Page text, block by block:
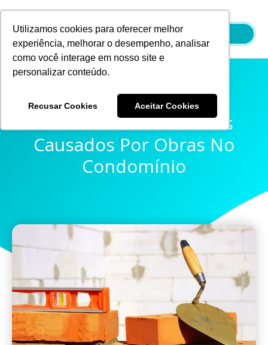
Utilizamos cookies para oferecer melhor
experiência, melhorar o desempenho, analisar
como você interage em nosso site e
personalizar conteúdo.
Recusar Cookies Aceitar Cookies
conteúdo
Diminua Os Incômodos
Causados Por Obras No
Condomínio